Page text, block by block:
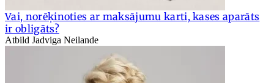
Vai, norēķinoties ar maksājumu karti, kases aparāts
ir obligāts?
Atbild Jadviga Neilande